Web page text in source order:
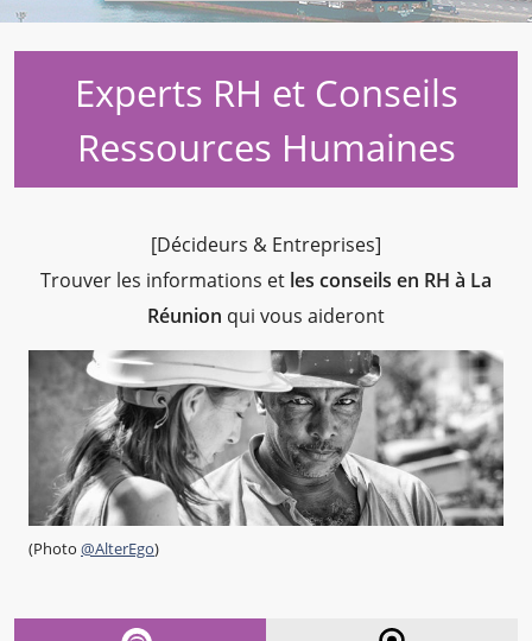
Experts RH et Conseils
Ressources Humaines
[Décideurs & Entreprises]
Trouver les informations et les conseils en RH à La
Réunion qui vous aideront
(Photo @AlterEgo)